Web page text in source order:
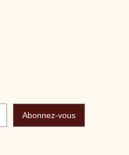
Abonnez-vous